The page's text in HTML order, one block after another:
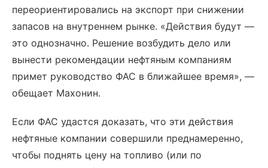
переориентировались на экспорт при снижении
запасов на внутреннем рынке. «Действия будут —
это однозначно. Решение возбудить дело или
вынести рекомендации нефтяным компаниям
примет руководство ФАС в ближайшее время», —
обещает Махонин.
Если ФАС удастся доказать, что эти действия
нефтяные компании совершили преднамеренно,
чтобы поднять цену на топливо (или по